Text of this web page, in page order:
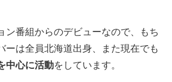
ン番組からのデビューなので、もち
ーは全員北海道出身、また現在でも
中心に活動をしています。